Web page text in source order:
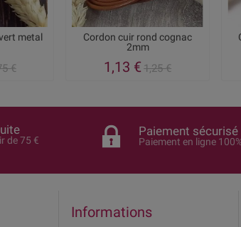
metal
€
Cordon cuir rond cognac
2mm
1,13 €1,25 €
de 75 €
Paiement sécurisé
Paiement en ligne
Informations